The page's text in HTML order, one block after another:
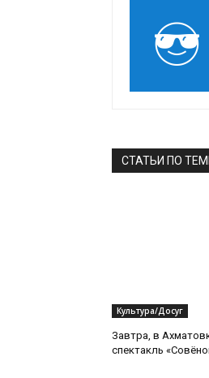
СТАТЬИ ПО
Культура/Досуг
Завтра, в
спектакль